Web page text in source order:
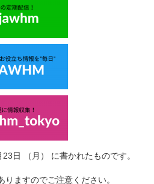
日 （月） に書かれたものです。
ますのでご注意ください。